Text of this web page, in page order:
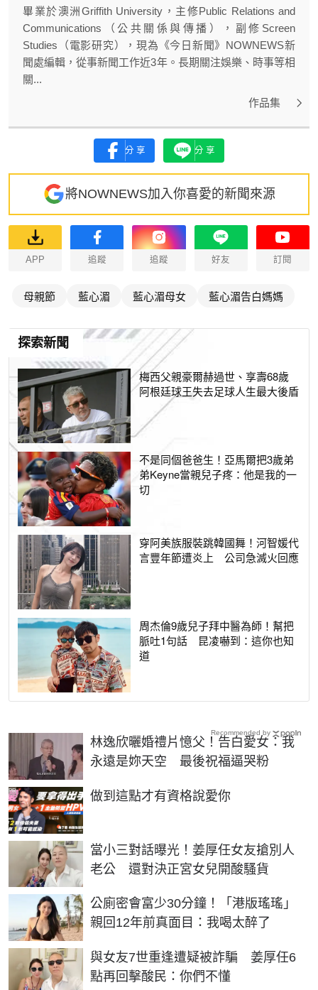
畢業於澳洲Griffith University，主修Public Relations and
Communications（公共關係與傳播），副修Screen
Studies（電影研究），現為《今日新聞》NOWNEWS新
聞處編輯，從事新聞工作近3年。長期關注娛樂、時事等相
關...
作品集
分享 分享
將NOWNEWS加入你喜愛的新聞來源
APP 追蹤 追蹤 好友 訂閱
母親節 藍心湄 藍心湄母女 藍心湄告白媽媽
探索新聞
梅西父親豪爾赫過世、享壽68歲
阿根廷球王失去足球人生最大後盾
不是同個爸爸生！亞馬爾把3歲弟
弟Keyne當親兒子疼：他是我的一
切
穿阿美族服裝跳韓國舞！河智媛代
言豐年節遭炎上 公司急滅火回應
周杰倫9歲兒子拜中醫為師！幫把
脈吐1句話 昆凌嚇到：這你也知
道
林逸欣曬婚禮片憶父！告白愛女：我
永遠是妳天空 最後祝福逼哭粉
做到這點才有資格說愛你
PR
當小三對話曝光！姜厚任女友搶別人
老公 還對決正宮女兒開酸騷貨
公廁密會富少30分鐘！「港版瑤瑤」
親回12年前真面目：我喝太醉了
與女友7世重逢遭疑被詐騙 姜厚任6
點再回擊酸民：你們不懂
Recommended by